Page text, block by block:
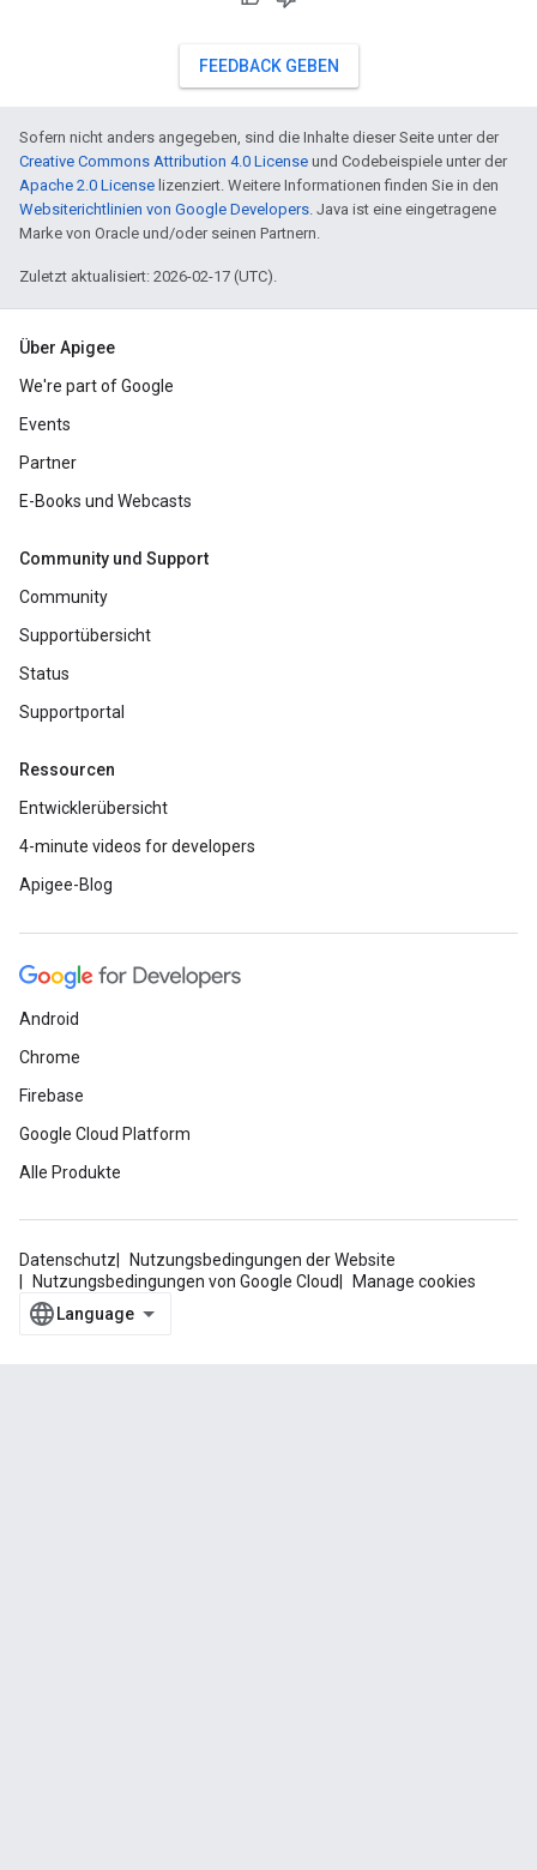
FEEDBACK GEBEN
Sofern nicht anders angegeben, sind die Inhalte dieser Seite unter der
Creative Commons Attribution 4.0 License und Codebeispiele unter der
Apache 2.0 License lizenziert. Weitere Informationen finden Sie in den
Websiterichtlinien von Google Developers. Java ist eine eingetragene
Marke von Oracle und/oder seinen Partnern.
Zuletzt aktualisiert: 2026-02-17 (UTC).
Über Apigee
We're part of Google
Events
Partner
E-Books und Webcasts
Community und Support
Community
Supportübersicht
Status
Supportportal
Ressourcen
Entwicklerübersicht
4-minute videos for developers
Apigee-Blog
Android
Chrome
Firebase
Google Cloud Platform
Alle Produkte
Datenschutz
Nutzungsbedingungen der Website
Nutzungsbedingungen von Google Cloud
Manage cookies